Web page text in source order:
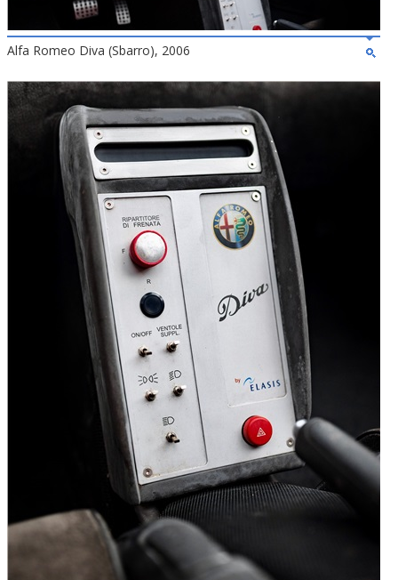
Alfa Romeo Diva (Sbarro), 2006